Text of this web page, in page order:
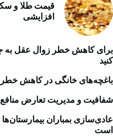
افزایشی
برای کاهش خطر زوال عقل به
کنید
باغچه‌های خانگی در کاهش خطر
شفافیت و مدیریت تعارض
عادی‌سازی بمباران
است